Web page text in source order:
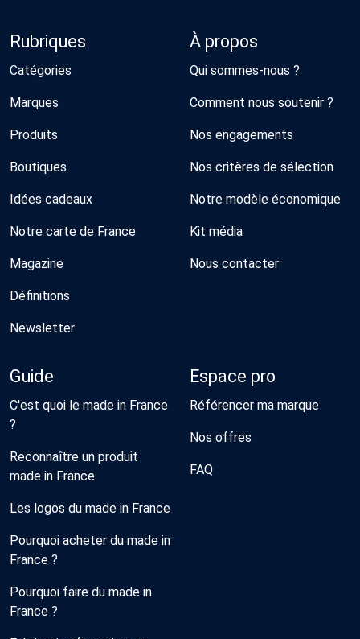
Rubriques
Catégories
Marques
Produits
Boutiques
Idées cadeaux
Notre carte de France
Magazine
Définitions
Newsletter
À propos
Qui sommes-nous ?
Comment nous soutenir ?
Nos engagements
Nos critères de sélection
Notre modèle économique
Kit média
Nous contacter
Guide
C'est quoi le made in France
?
Reconnaître un produit
made in France
Les logos du made in France
Pourquoi acheter du made in
France ?
Pourquoi faire du made in
France ?
Espace pro
Référencer ma marque
Nos offres
FAQ